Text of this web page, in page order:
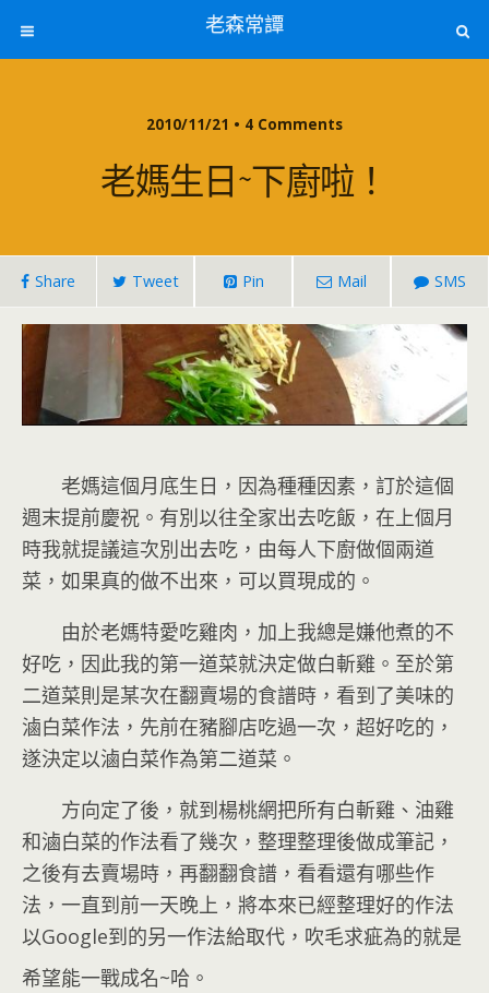
老森常譚
2010/11/21 • 4 Comments
老媽生日~下廚啦！
Share Tweet Pin Mail SMS
老媽這個月底生日，因為種種因素，訂於這個
週末提前慶祝。有別以往全家出去吃飯，在上個月
時我就提議這次別出去吃，由每人下廚做個兩道
菜，如果真的做不出來，可以買現成的。
由於老媽特愛吃雞肉，加上我總是嫌他煮的不
好吃，因此我的第一道菜就決定做白斬雞。至於第
二道菜則是某次在翻賣場的食譜時，看到了美味的
滷白菜作法，先前在豬腳店吃過一次，超好吃的，
遂決定以滷白菜作為第二道菜。
方向定了後，就到楊桃網把所有白斬雞、油雞
和滷白菜的作法看了幾次，整理整理後做成筆記，
之後有去賣場時，再翻翻食譜，看看還有哪些作
法，一直到前一天晚上，將本來已經整理好的作法
以Google到的另一作法給取代，吹毛求疵為的就是
希望能一戰成名~哈 。